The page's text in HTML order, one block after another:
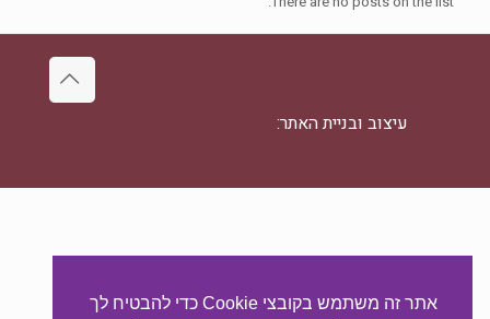
עיצוב ובניית האתר:
אתר זה משתמש בקובצי Cookie כדי להבטיח לך